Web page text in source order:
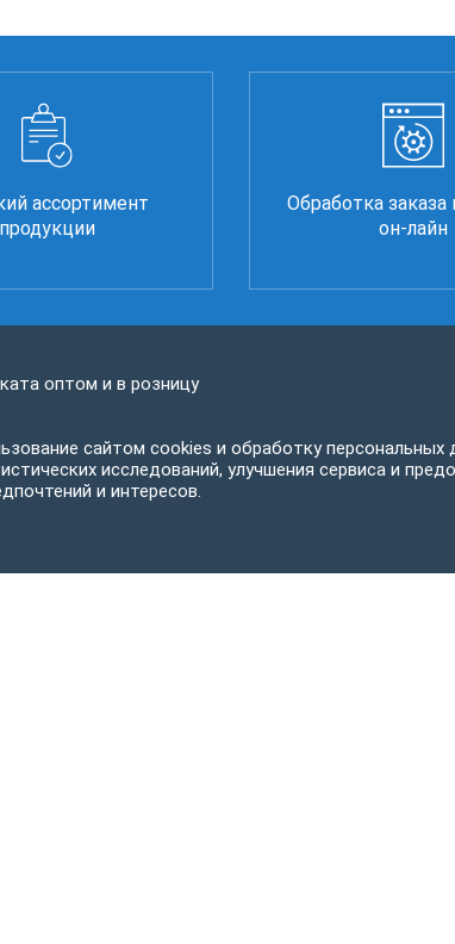
ассортимент
продукции
Обработка
он-лайн
оптом и в розницу
сайтом cookies и обработку персональных
исследований, улучшения сервиса и
и интересов.